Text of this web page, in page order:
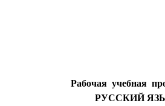
Рабочая учебная
РУССКИЙ